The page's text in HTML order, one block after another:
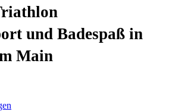
und Badespaß in
Main